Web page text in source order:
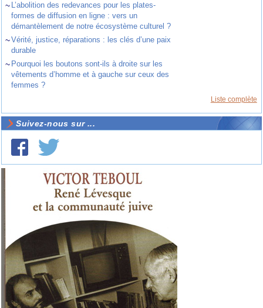
~ L’abolition des redevances pour les plates-
formes de diffusion en ligne : vers un
démantèlement de notre écosystème culturel ?
~Vérité, justice, réparations : les clés d’une paix
durable
~ Pourquoi les boutons sont-ils à droite sur les
vêtements d’homme et à gauche sur ceux des
femmes ?
Liste complète
Suivez-nous sur ...